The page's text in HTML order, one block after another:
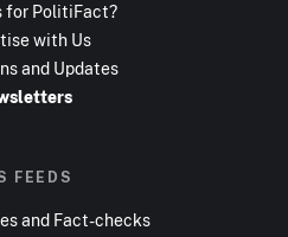
for PolitiFact?
with Us
and Updates
FEEDS
and Fact-checks